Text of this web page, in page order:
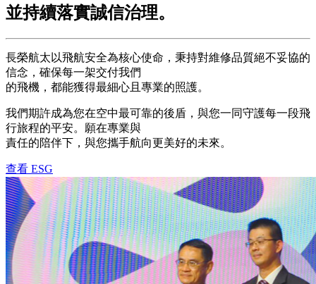
並持續落實誠信治理。
長榮航太以飛航安全為核心使命，秉持對維修品質絕不妥協的
信念，確保每一架交付我們
的飛機，都能獲得最細心且專業的照護。
我們期許成為您在空中最可靠的後盾，與您一同守護每一段飛
行旅程的平安。願在專業與
責任的陪伴下，與您攜手航向更美好的未來。
查看 ESG